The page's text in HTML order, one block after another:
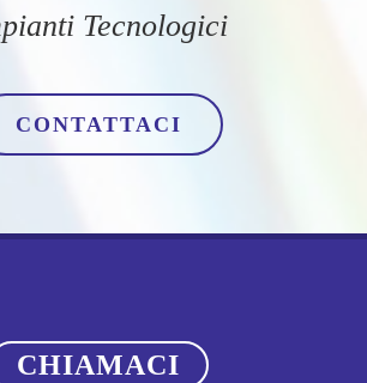
Tecnologici
CONTATTACI
CHIAMACI